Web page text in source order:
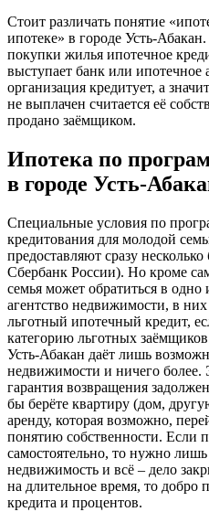
Стоит различать понятие
ипотеке» в городе Усть-
покупки жилья ипотечное
выступает банк или ипотечное
организация кредитует, а
не выплачен считается её
продано заёмщиком.
Ипотека по
в городе Усть-
Специальные условия по
кредитования для молодой
предоставляют сразу
Сбербанк России). Но кроме
семья может обратиться в
агентство недвижимости, в
льготный ипотечный кредит,
категорию льготных
Усть-Абакан даёт лишь
недвижимости и ничего
гарантия возвращения
бы берёте квартиру (дом,
аренду, которая возможно,
понятию собственности. Если
самостоятельно, то нужно
недвижимость и всё – дело
на длительное время, то добро
кредита и процентов.